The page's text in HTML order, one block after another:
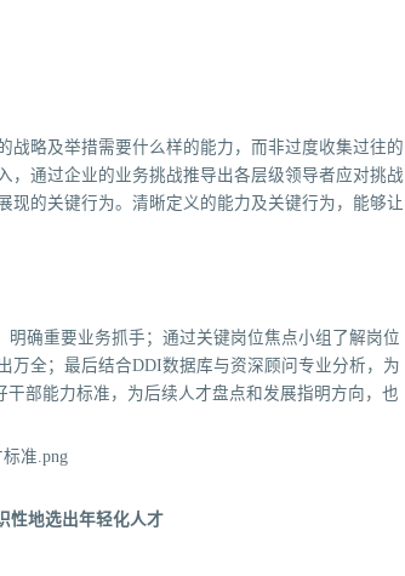
战略及举措需要什么样的能力，而非过度收集过往的
，通过企业的业务挑战推导出各层级领导者应对挑战
现的关键行为。清晰定义的能力及关键行为，能够让
确重要业务抓手；通过关键岗位焦点小组了解岗位
万全；最后结合DDI数据库与资深顾问专业分析，为
部能力标准，为后续人才盘点和发展指明方向，也
性地选出年轻化人才